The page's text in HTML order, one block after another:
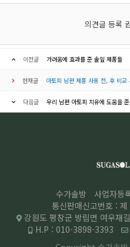
의견글 등록
이전글 가려움에 효과를 준 솔잎 제품들
현재글 아토피 남편 제품 사용 전, 후 비교
다음글 우리 남편 아토피 치유에 도움을
수가솔방
사업자등
통신판매신고번호 :
강원도 평창군 방림면 여우재
H.P : 010-3898-3393